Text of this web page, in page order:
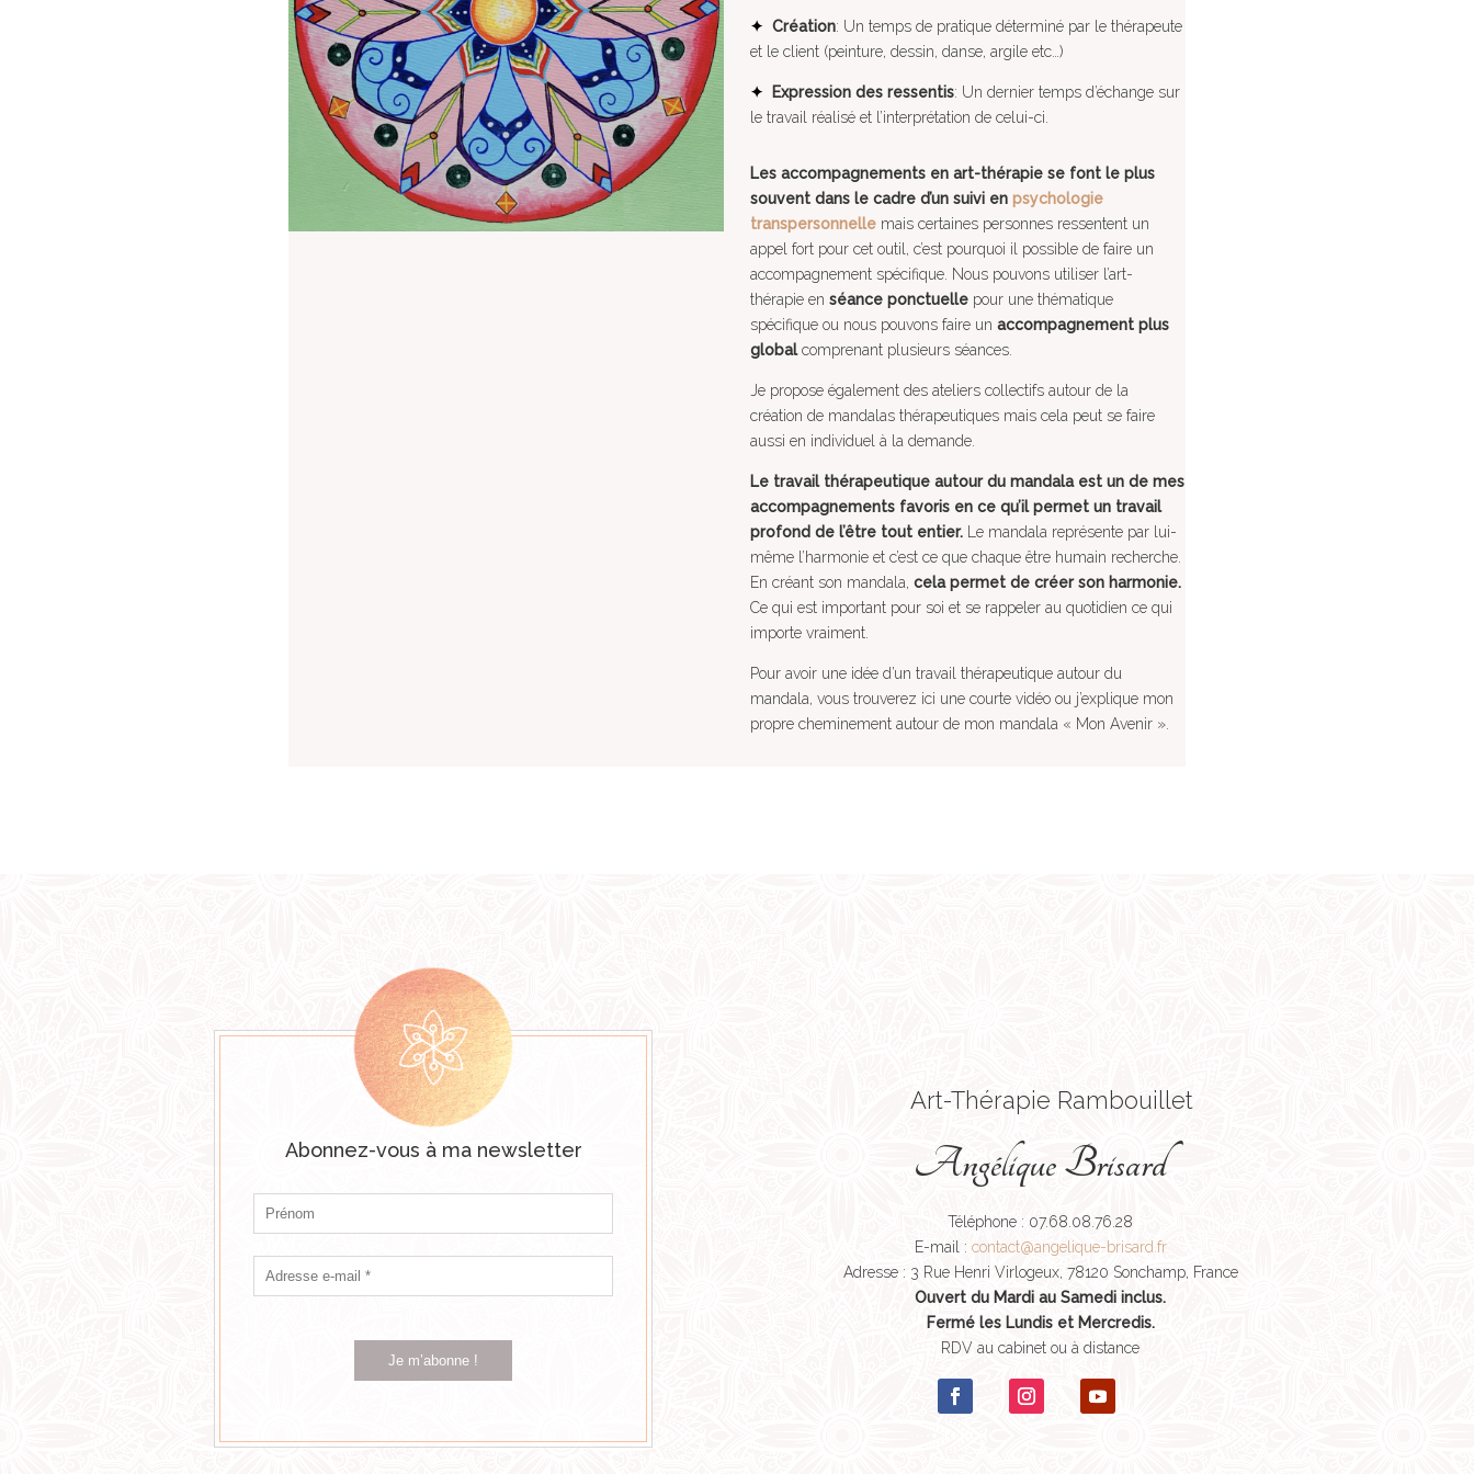
✦ Création: Un temps de pratique déterminé par le thérapeute
et le client (peinture, dessin, danse, argile etc…)
✦ Expression des ressentis: Un dernier temps d’échange sur
le travail réalisé et l’interprétation de celui-ci.
Les accompagnements en art-thérapie se font le plus
souvent dans le cadre d’un suivi enpsychologie
transpersonnelle mais certaines personnes ressentent un
appel fort pour cet outil, c’est pourquoi il possible de faire un
accompagnement spécifique. Nous pouvons utiliser l’art-
thérapie enséance ponctuelle pour une thématique
spécifique ou nous pouvons faire unaccompagnement plus
globalcomprenant plusieurs séances.
Je propose également des ateliers collectifs autour de la
création de mandalas thérapeutiques mais cela peut se faire
aussi en individuel à la demande.
Le travail thérapeutique autour du mandala est un de mes
accompagnements favoris en ce qu’il permet un travail
profond de l’être tout entier. Le mandala représente par lui-
même l’harmonie et c’est ce que chaque être humain recherche.
En créant son mandala,cela permet de créer son harmonie.
Ce qui est important pour soi et se rappeler au quotidien ce qui
importe vraiment.
Pour avoir une idée d’un travail thérapeutique autour du
mandala, vous trouverez ici une courte vidéo ou j’explique mon
propre cheminement autour de mon mandala « Mon Avenir ».
Abonnez-vous à ma newsletter
Art-Thérapie Rambouillet
Angélique Brisard
Téléphone : 07.68.08.76.28
E-mail : contact@angelique-brisard.fr
Adresse : 3 Rue Henri Virlogeux, 78120 Sonchamp, France
Ouvert du Mardi au Samedi inclus.
Fermé les Lundis et Mercredis.
RDV au cabinet ou à distance